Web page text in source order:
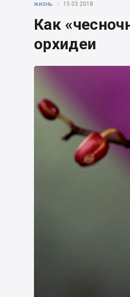
ЖИЗНЬ 15.03.2018
Как
орхидеи